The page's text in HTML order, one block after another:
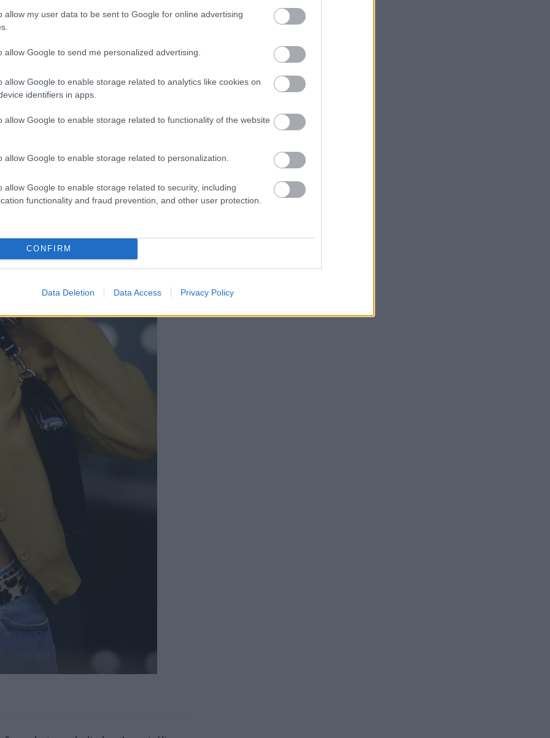
allow my user data to be sent to Google for online advertising
allow Google to send me personalized advertising.
allow Google to enable storage related to analytics like cookies on
identifiers in apps.
allow Google to enable storage related to functionality of the website
allow Google to enable storage related to personalization.
allow Google to enable storage related to security, including
functionality and fraud prevention, and other user protection.
CONFIRM
Data Deletion Data Access Privacy Policy
mélyén és az is valószínű,
egy rövid időre mekkora divat volt
vagány csavarral ismét menővé